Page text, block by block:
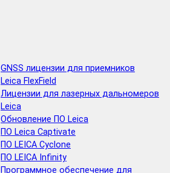
GNSS лицензии для приемников
Leica FlexField
Лицензии для лазерных дальномеров
Leica
Обновление ПО Leica
ПО Leica Captivate
ПО LEICA Cyclone
ПО LEICA Infinity
Программное обеспечение для